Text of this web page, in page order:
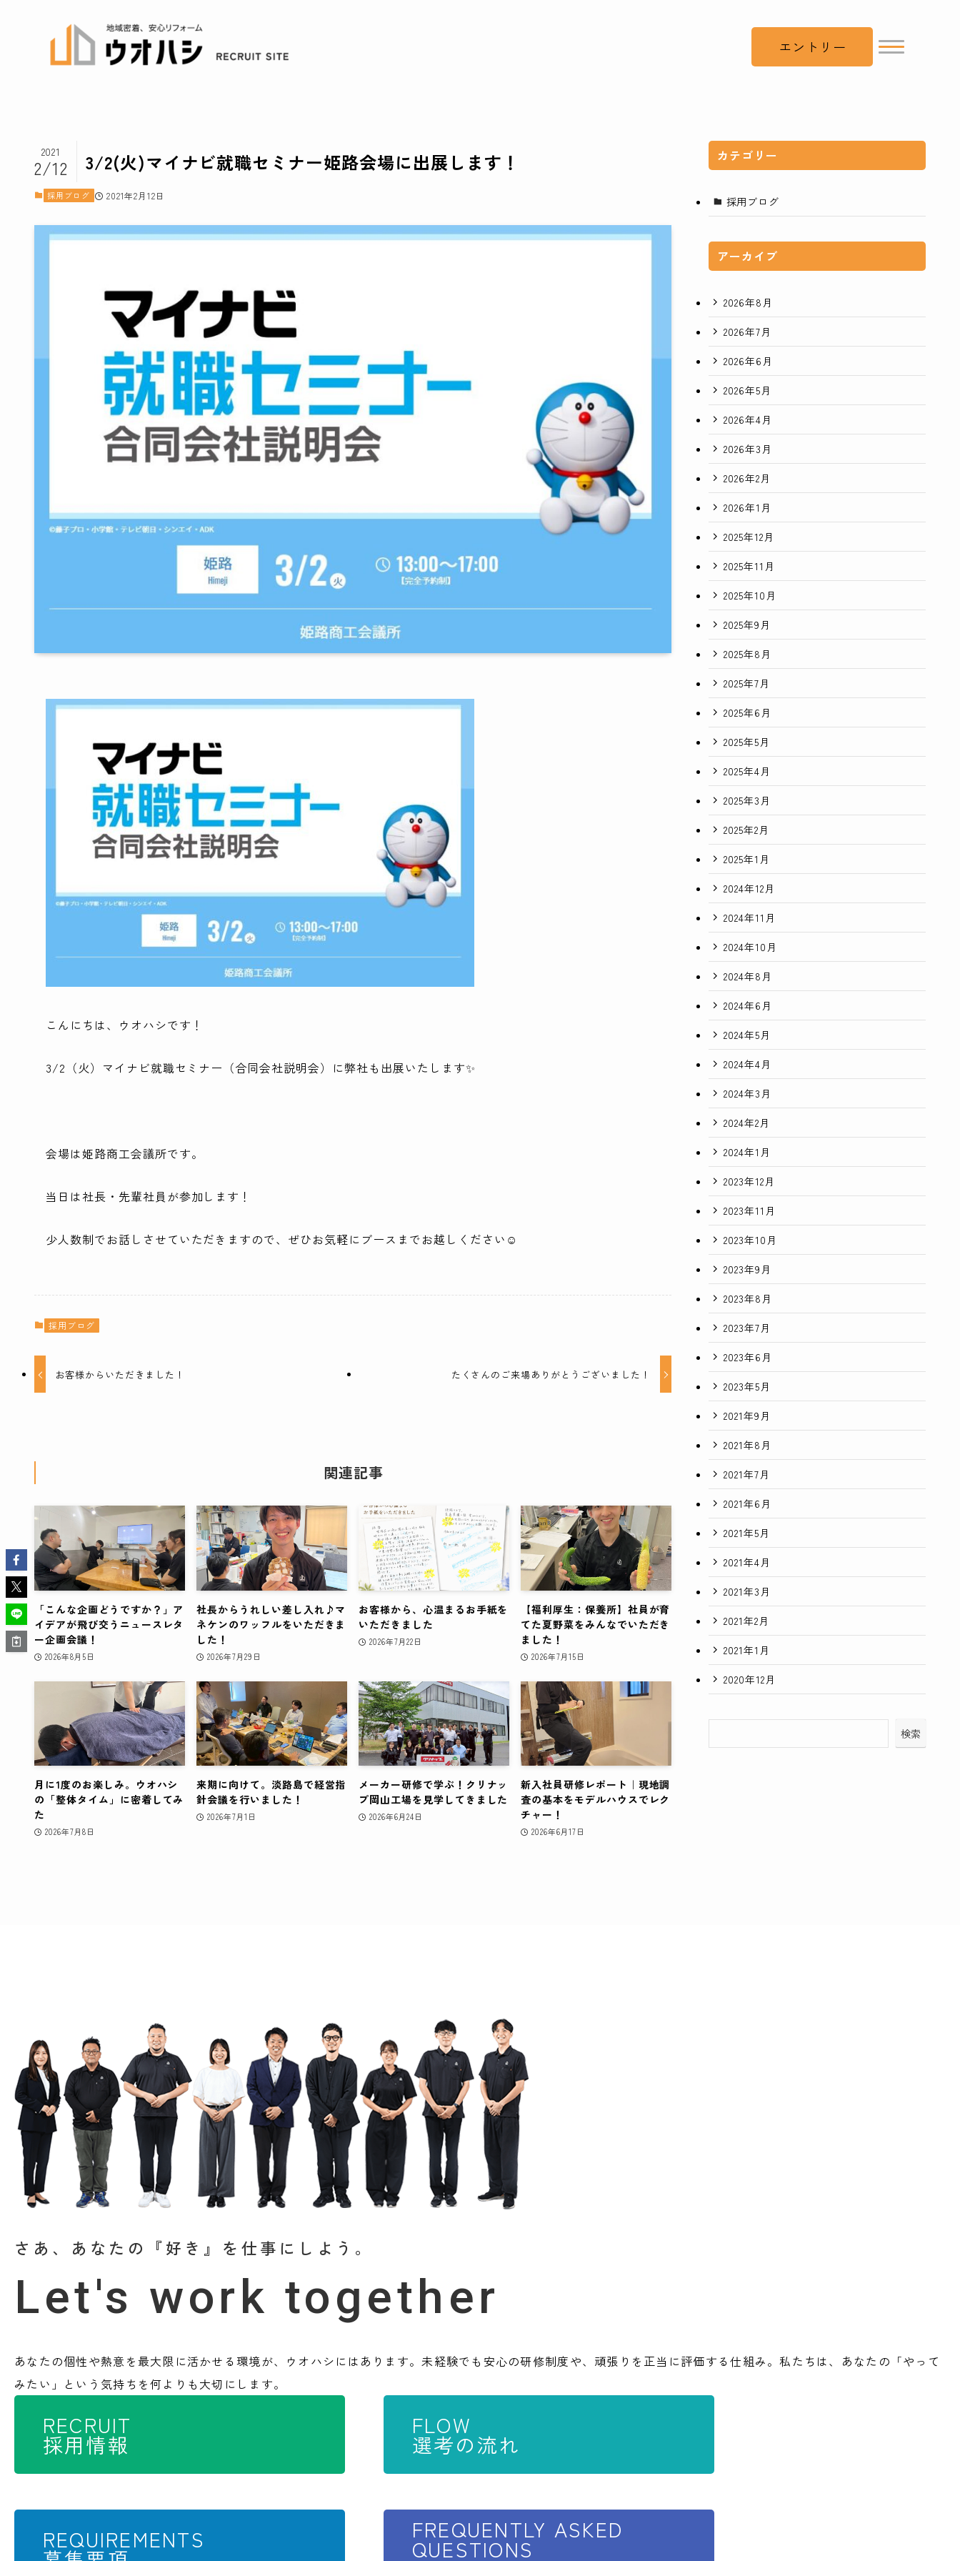
エントリー
3/2(火)マイナビ就職セミナー姫路会場に出展します！
2021
2/12
採用ブログ 2021年2月12日
こんにちは、ウオハシです！
3/2（火）マイナビ就職セミナー（合同会社説明会）に弊社も出展いたします✨
会場は姫路商工会議所です。
当日は社長・先輩社員が参加します！
少人数制でお話しさせていただきますので、ぜひお気軽にブースまでお越しください☺
採用ブログ
お客様からいただきました！ たくさんのご来場ありがとうございました！
関連記事
「こんな企画どうですか？」ア
イデアが飛び交うニュースレタ
ー企画会議！
2026年8月5日
社長からうれしい差し入れ♪マ
ネケンのワッフルをいただきま
した！
2026年7月29日
お客様から、心温まるお手紙を
いただきました
2026年7月22日
【福利厚生：保養所】社員が育
てた夏野菜をみんなでいただき
ました！
2026年7月15日
月に1度のお楽しみ。ウオハシ
の「整体タイム」に密着してみ
た
2026年7月8日
来期に向けて。淡路島で経営指
針会議を行いました！
2026年7月1日
メーカー研修で学ぶ！クリナッ
プ岡山工場を見学してきました
2026年6月24日
新入社員研修レポート｜現地調
査の基本をモデルハウスでレク
チャー！
2026年6月17日
カテゴリー
採用ブログ
アーカイブ
2026年8月
2026年7月
2026年6月
2026年5月
2026年4月
2026年3月
2026年2月
2026年1月
2025年12月
2025年11月
2025年10月
2025年9月
2025年8月
2025年7月
2025年6月
2025年5月
2025年4月
2025年3月
2025年2月
2025年1月
2024年12月
2024年11月
2024年10月
2024年8月
2024年6月
2024年5月
2024年4月
2024年3月
2024年2月
2024年1月
2023年12月
2023年11月
2023年10月
2023年9月
2023年8月
2023年7月
2023年6月
2023年5月
2021年9月
2021年8月
2021年7月
2021年6月
2021年5月
2021年4月
2021年3月
2021年2月
2021年1月
2020年12月
検索
さあ、あなたの『好き』を仕事にしよう。
Let's work together
あなたの個性や熱意を最大限に活かせる環境が、ウオハシにはあります。未経験でも安心の研修制度や、頑張りを正当に評価する仕組み。私たちは、あなたの「やって
みたい」という気持ちを何よりも大切にします。
RECRUIT
採用情報
FLOW
選考の流れ
REQUIREMENTS FREQUENTLY ASKED
QUESTIONS